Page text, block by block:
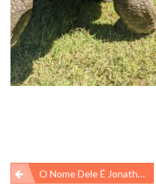
Navegação
O Nome Dele É Jonathan!